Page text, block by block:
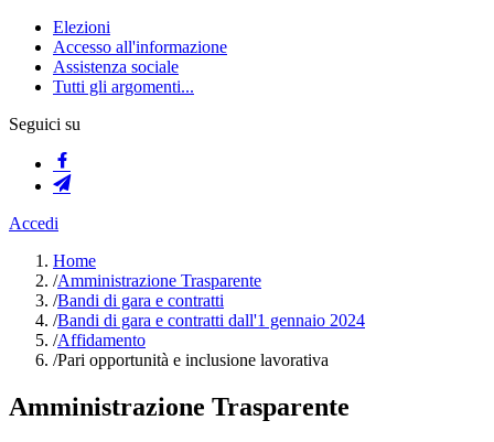
Elezioni
Accesso all'informazione
Assistenza sociale
Tutti gli argomenti...
Seguici su
Accedi
Home
/Amministrazione Trasparente
/Bandi di gara e contratti
/Bandi di gara e contratti dall'1 gennaio 2024
/Affidamento
/Pari opportunità e inclusione lavorativa
Amministrazione Trasparente